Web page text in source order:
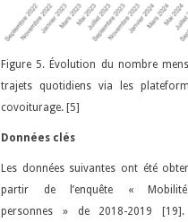
Figure 5. Évolution du nombre
trajets quotidiens via les
covoiturage. [5]
Données clés
Les données suivantes ont été
partir de l’enquête «
personnes » de 2018-2019 [19].